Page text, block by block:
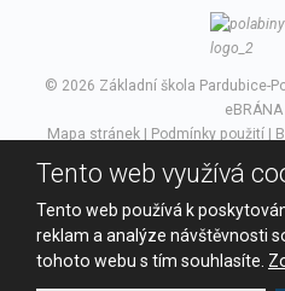
© 2026 Základní škola Pardubice-
eBRÁNA
Mapa stránek
Podmínky použití
Tento web využívá
Tento web používá k
reklam a analýze návštěvnosti
tohoto webu s tím souhlasíte.